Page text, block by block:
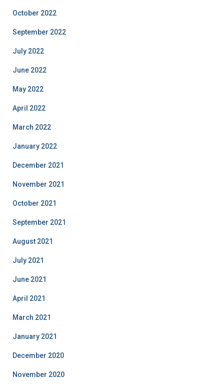
October 2022
September 2022
July 2022
June 2022
May 2022
April 2022
March 2022
January 2022
December 2021
November 2021
October 2021
September 2021
August 2021
July 2021
June 2021
April 2021
March 2021
January 2021
December 2020
November 2020